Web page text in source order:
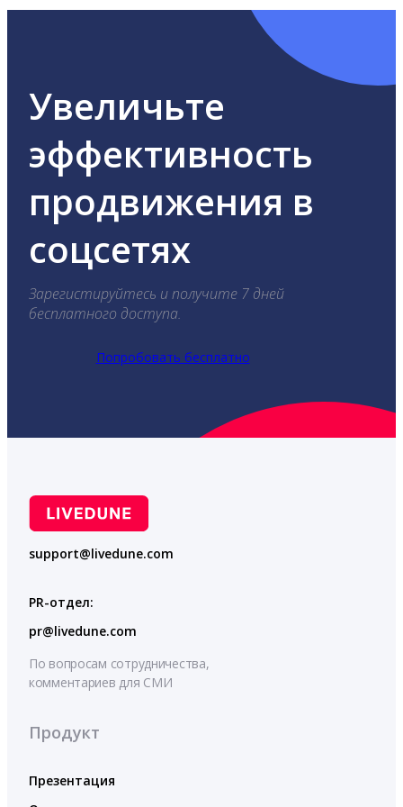
Увеличьте
эффективность
продвижения в
соцсетях
Зарегистируйтесь и получите 7 дней
бесплатного доступа.
Попробовать бесплатно
support@livedune.com
PR-отдел:
pr@livedune.com
По вопросам сотрудничества,
комментариев для СМИ
Продукт
Презентация